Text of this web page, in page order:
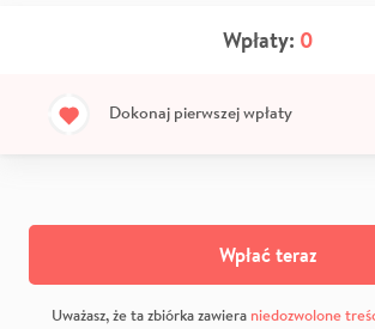
Wpłaty: 0
Dokonaj pierwszej wpłaty
Wpłać teraz
Uważasz, że ta zbiórka zawiera niedozwolone